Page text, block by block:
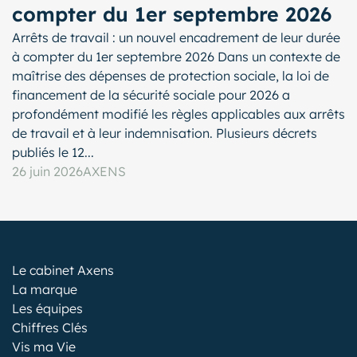
compter du 1er septembre 2026
Arrêts de travail : un nouvel encadrement de leur durée
à compter du 1er septembre 2026 Dans un contexte de
maîtrise des dépenses de protection sociale, la loi de
financement de la sécurité sociale pour 2026 a
profondément modifié les règles applicables aux arrêts
de travail et à leur indemnisation. Plusieurs décrets
publiés le 12...
26 juin 2026AXENS
Le cabinet Axens
La marque
Les équipes
Chiffres Clés
Vis ma Vie